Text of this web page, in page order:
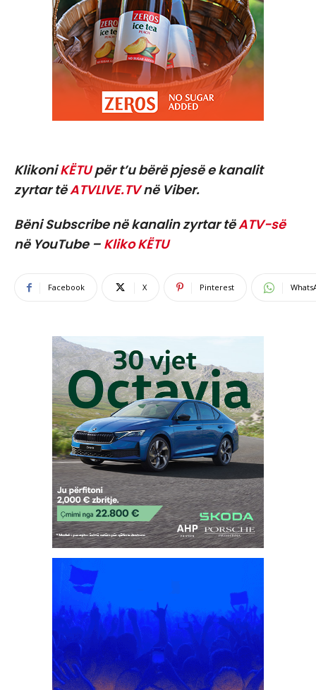
KlikoniKËTUpër t’u bërë pjesë e kanalit
zyrtar tëATVLIVE.TVnë Viber.
Bëni Subscribe në kanalin zyrtar tëATV-së
në YouTube – Kliko KËTU
Facebook X Pinterest